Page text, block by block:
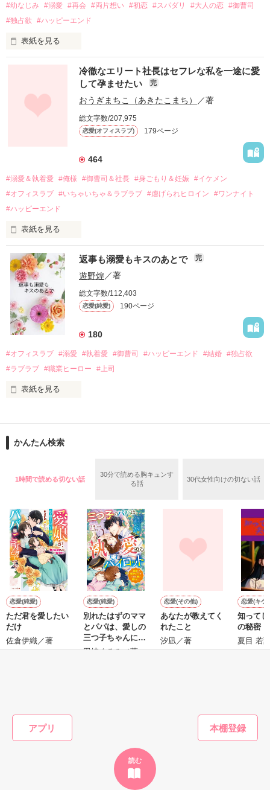
アプリ
読む
#幼なじみ #溺愛 #再会 #両片想い #初恋 #スパダリ #大人の恋 #御曹司
#独占欲
#ハッピーエンド
表紙を見る
幼なじみの哲平に淡い恋心を抱いていた美桜。
しかし、ある出来事をきっかけに二人の関係は壊れてしまう。
関係修復もできないまま、美桜は両親の離婚によって
引っ越すことになり、哲平とも離れ離れになった。
それから約十二年後。
過去の傷から、二度と会いたくないと思っていた哲平に
運命のような再会を果たす。
酔った勢いで一夜を共にしてしまった。
さらに、美桜が初めてだと知った哲平は
『責任をとる、結婚しよう』と真っ直ぐに告げてきた。
戸惑う美桜とは裏腹に、好きという気持ちを隠すことなく
甘やかしてくる。
そんなある日、哲平は美桜がストーカー被害に
遭っていることを知る。
美桜を守るため、哲平は同居を提案してきて――。
夏木美桜(なつきみお)
鳴海哲平 (なるみてっぺい)
2026.6.5～2026.7.25
＊以前、公開していた話の改稿版です＊
作品を読む
冷徹なエリート社長はセフレな私を一途に愛
して孕ませたい
完
おうぎまちこ（あきたこまち） ／著
総文字数/207,975
恋愛(オフィスラブ) 179ページ
464
#溺愛＆執着愛 #俺様 #御曹司＆社長 #身ごもり＆妊娠 #イケメン
#オフィスラブ #いちゃいちゃ＆ラブラブ #虐げられヒロイン
#ワンナイト
#ハッピーエンド
表紙を見る
おかしな噂を流されて前の職場でうまくいかなかった梅田美
桜は、海外で傷心旅行をしていたところ、日本人美青年と出会
い、酒の勢いもあり一夜限りの関係となる。
帰国後、美桜は新しい職場でワンナイトした美青年と再会。
なんと彼の正体は、とある財閥御曹司にも関わらず、一族を離
れて起業した新進気鋭の実業家、社内でも冷徹だと評判な社長
――御影恭司その人だったのだ――！
なぜか恭司から飼い猫の世話係を命じられた美桜は、猫の世
の関係となってしまい――？
返事も溺愛もキスのあとで 完
遊野煌／著
総文字数/112,403
恋愛(純愛) 190ページ
180
#オフィスラブ #溺愛 #執着愛 #御曹司 #ハッピーエンド #結婚 #独占欲
#ラブラブ #職業ヒーロー #上司
表紙を見る
ションの企画戦略室で働いている。
めた、同期で恋人の石垣守（26）がいるのだが、後輩の姫原由
守と由羅から『便利屋雛子』と馬鹿にされ、一人こっそり泣い
た上、同居まで提案してきて──？
鷹哉『宜しくな、俺の雛子』🦅
雛子『俺の……ひぃ、雛子？！！！』🐥
シゴデキで冷徹な上司が見せる素顔は、なぜか想像以上に甘く
て……🐥💓🦅
※表紙も作中使用の画像も全てフリー素材です。
※執筆期間2026.6.3〜7.20完結です。
※他サイトさんにて恋愛トレンド1位でした〜良かったら読ん
で頂けると嬉しいです。
かんたん検索
1時間で読める切ない話
30分で読める胸キュンす
る話
30代女性向けの切ない話
恋愛(純愛)
ただ君を愛したい
だけ
佐倉伊織／著
恋愛(純愛)
別れたはずのママ
とパパは、愛しの
三つ子ちゃんに振
り回されています
田崎くるみ／著
恋愛(その他)
あなたが教えてく
れたこと
汐凪／著
恋愛(キケ
知って
の秘密
夏目 若